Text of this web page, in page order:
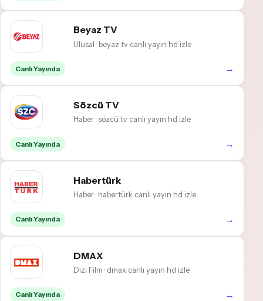
Beyaz TV
Ulusal · beyaz tv canlı yayın hd izle
Canlı Yayında →
Sözcü TV
Haber · sözcü tv canlı yayın hd izle
Canlı Yayında →
Habertürk
Haber · habertürk canlı yayın hd izle
Canlı Yayında →
DMAX
Dizi Film · dmax canlı yayın hd izle
Canlı Yayında →